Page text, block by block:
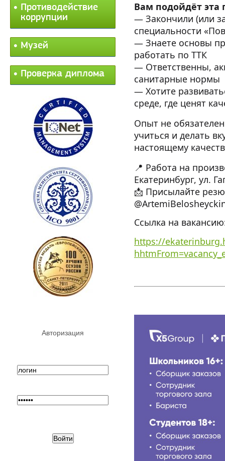
Противодействие
коррупции
Музей
Проверка диплома
Авторизация
Вам подойдёт эта
— Закончили (или
специальности
— Знаете основы
работать по ТТК
— Ответственны,
санитарные нормы
— Хотите
среде, где ценят
Опыт не
учиться и делать
настоящему
📍 Работа на
Екатеринбург, ул.
📩 Присылайте
Ссылка на
https://